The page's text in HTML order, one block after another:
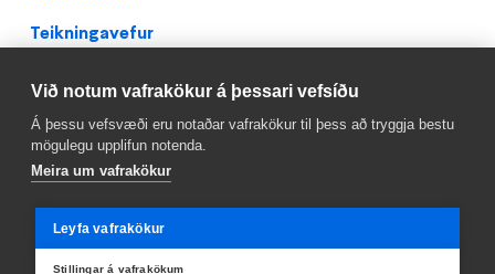
Teikningavefur
Facebook
Við notum vafrakökur á þessari vefsíðu
Á þessu vefsvæði eru notaðar vafrakökur til þess að tryggja bestu
mögulegu upplifun notenda.
Meira um vafrakökur
Leyfa vafrakökur
Stillingar á vafrakökum